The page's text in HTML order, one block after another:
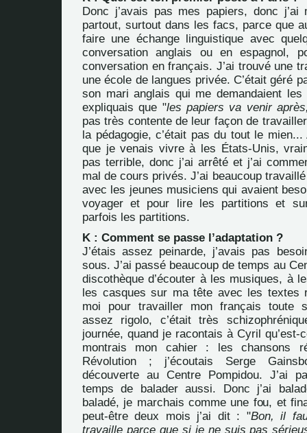
Donc j’avais pas mes papiers, donc j’ai
partout, surtout dans les facs, parce que
faire une échange linguistique avec
conversation anglais ou en espagnol,
conversation en français. J’ai trouvé une
une école de langues privée. C’était géré
son mari anglais qui me demandaient
expliquais que "les papiers va venir
pas très contente de leur façon de
la pédagogie, c’était pas du tout le mien...
que je venais vivre à les États-Unis,
pas terrible, donc j’ai arrêté et j’ai
mal de cours privés. J’ai beaucoup
avec les jeunes musiciens qui avaient
voyager et pour lire les partitions et
parfois les partitions.
K : Comment se passe l’adaptation ?
J’étais assez peinarde, j’avais pas
sous. J’ai passé beaucoup de temps au
discothèque d’écouter à les musiques, à
les casques sur ma tête avec les textes
moi pour travailler mon français toute
assez rigolo, c’était très
journée, quand je racontais à Cyril qu’est-
montrais mon cahier : les chansons
Révolution ; j’écoutais Serge
découverte au Centre Pompidou. J’ai
temps de balader aussi. Donc j’ai
baladé, je marchais comme une fou, et
peut-être deux mois j’ai dit : "Bon, il
travaille parce que si je ne suis pas